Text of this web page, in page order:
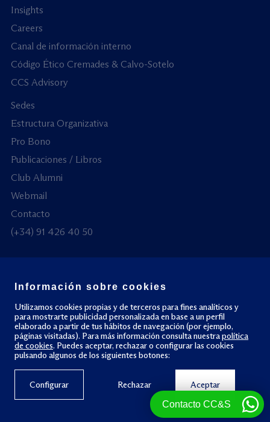
Insights
Careers
Canal de información interno
Código Ético Cremades & Calvo-Sotelo
CCS Advisory
Sedes
Estructura Organizativa
Pro Bono
Publicaciones / Libros
Club Alumni
Webmail
Contacto
(+34) 91 426 40 50
© Todos los derechos reservados
Política de privacidad Política de cookies
Contacto CC&S
Información sobre cookies
Utilizamos cookies propias y de terceros para fines analíticos y
para mostrarte publicidad personalizada en base a un perfil
elaborado a partir de tus hábitos de navegación (por ejemplo,
páginas visitadas). Para más información consulta nuestrapolítica
de cookies. Puedes aceptar, rechazar o configurar las cookies
pulsando algunos de los siguientes botones:
Aceptar
Configurar Rechazar